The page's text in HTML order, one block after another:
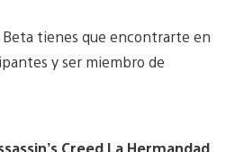
Beta tienes que encontrarte en
y ser miembro de
Creed La Hermandad